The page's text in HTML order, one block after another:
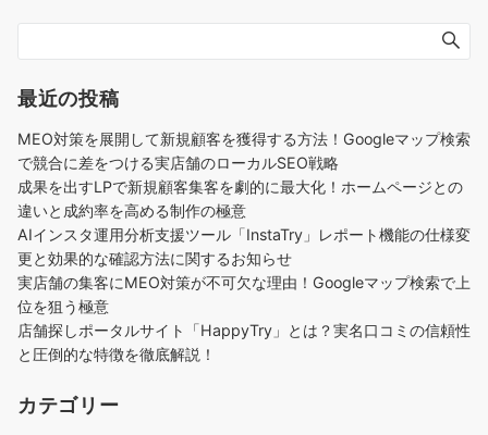
最近の投稿
MEO対策を展開して新規顧客を獲得する方法！Googleマップ検索
で競合に差をつける実店舗のローカルSEO戦略
成果を出すLPで新規顧客集客を劇的に最大化！ホームページとの
違いと成約率を高める制作の極意
AIインスタ運用分析支援ツール「InstaTry」レポート機能の仕様変
更と効果的な確認方法に関するお知らせ
実店舗の集客にMEO対策が不可欠な理由！Googleマップ検索で上
位を狙う極意
店舗探しポータルサイト「HappyTry」とは？実名口コミの信頼性
と圧倒的な特徴を徹底解説！
カテゴリー